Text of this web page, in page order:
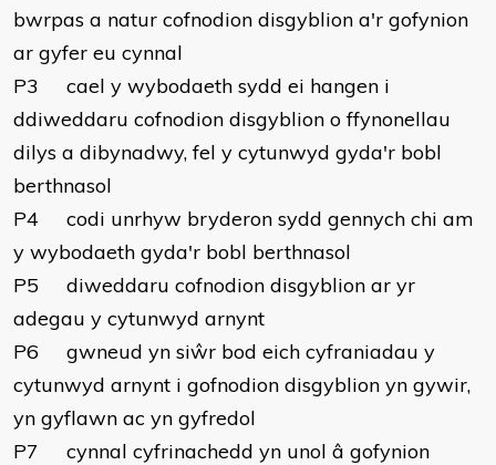
bwrpas a natur cofnodion disgyblion a'r gofynion
ar gyfer eu cynnal
P3 cael y wybodaeth sydd ei hangen i
ddiweddaru cofnodion disgyblion o ffynonellau
dilys a dibynadwy, fel y cytunwyd gyda'r bobl
berthnasol
P4 codi unrhyw bryderon sydd gennych chi am
y wybodaeth gyda'r bobl berthnasol
P5 diweddaru cofnodion disgyblion ar yr
adegau y cytunwyd arnynt
P6 gwneud yn siŵr bod eich cyfraniadau y
cytunwyd arnynt i gofnodion disgyblion yn gywir,
yn gyflawn ac yn gyfredol
P7 cynnal cyfrinachedd yn unol â gofynion